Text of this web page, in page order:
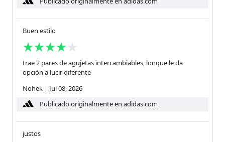
Buen estilo
trae 2 pares de agujetas intercambiables, lonque le da
opción a lucir diferente
Nohek | Jul 08, 2026
Publicado originalmente en adidas.com
justos